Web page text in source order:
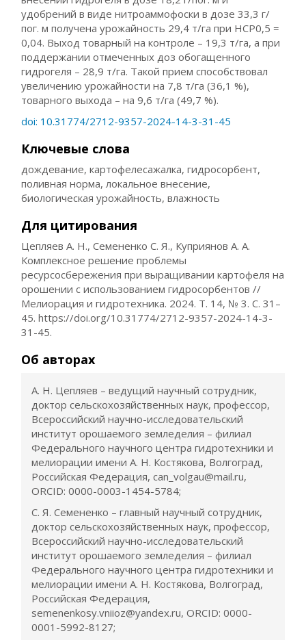
удобрений в виде нитроаммофоски в дозе 33,3 г/
пог. м получена урожайность 29,4 т/га при НСР0,5 =
0,04. Выход товарный на контроле – 19,3 т/га, а при
поддержании отмеченных доз обогащенного
гидрогеля – 28,9 т/га. Такой прием способствовал
увеличению урожайности на 7,8 т/га (36,1 %),
товарного выхода – на 9,6 т/га (49,7 %).
doi: 10.31774/2712-9357-2024-14-3-31-45
Ключевые слова
дождевание, картофелесажалка, гидросорбент,
поливная норма, локальное внесение,
биологическая урожайность, влажность
Для цитирования
Цепляев А. Н., Семененко С. Я., Куприянов А. А.
Комплексное решение проблемы
ресурсосбережения при выращивании картофеля на
орошении с использованием гидросорбентов //
Мелиорация и гидротехника. 2024. Т. 14, № 3. С. 31–
45. https://doi.org/10.31774/2712-9357-2024-14-3-
31-45.
Об авторах
А. Н. Цепляев – ведущий научный сотрудник,
доктор сельскохозяйственных наук, профессор,
Всероссийский научно-исследовательский
институт орошаемого земледелия – филиал
Федерального научного центра гидротехники и
мелиорации имени А. Н. Костякова, Волгоград,
Российская Федерация, can_volgau@mail.ru,
ORCID: 0000-0003-1454-5784;
С. Я. Семененко – главный научный сотрудник,
доктор сельскохозяйственных наук, профессор,
Всероссийский научно-исследовательский
институт орошаемого земледелия – филиал
Федерального научного центра гидротехники и
мелиорации имени А. Н. Костякова, Волгоград,
Российская Федерация,
semenenkosy.vniioz@yandex.ru, ORCID: 0000-
0001-5992-8127;